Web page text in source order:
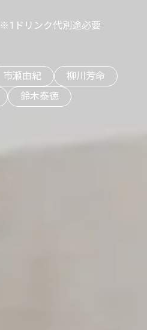
※1ドリンク代別途必要
市瀬由紀
柳川芳命
鈴木泰徳